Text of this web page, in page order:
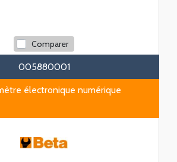
Comparer
005880001
électronique numérique